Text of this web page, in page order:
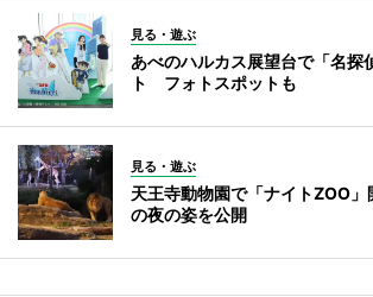
見る・遊ぶ
あべのハルカス展望台で「名探
ト フォトスポットも
見る・遊ぶ
天王寺動物園で「ナイトZOO
の夜の姿を公開